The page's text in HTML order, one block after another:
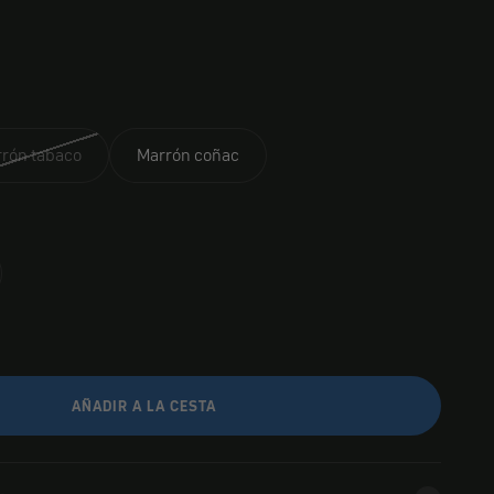
tabaco Marrón coñac
AÑADIR A LA CESTA